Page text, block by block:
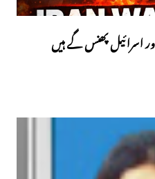
اسرائیل پھنس گے ہیں